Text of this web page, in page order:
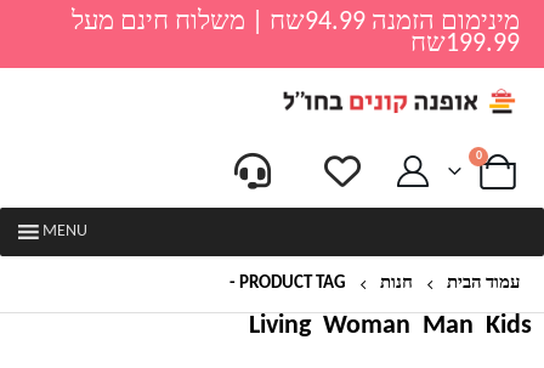
מינימום הזמנה 94.99שח | משלוח חינם מעל
199.99שח
0
MENU
עמוד הבית חנות PRODUCT TAG -
Kids
Man
Woman
Living